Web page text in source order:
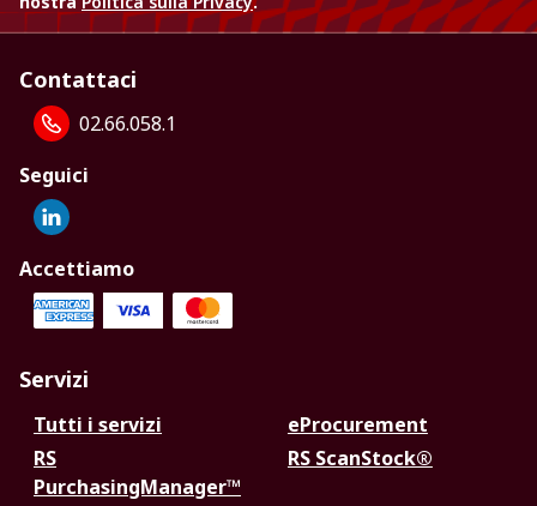
Contattaci
02.66.058.1
Seguici
Accettiamo
Servizi
Tutti i servizi
eProcurement
RS
PurchasingManager™
RS ScanStock®